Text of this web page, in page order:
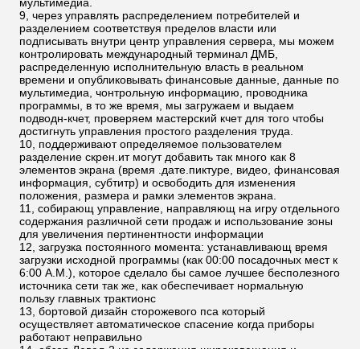
9, через управлять распределением потребителей и
разделением соответствуя пределов власти или
подписывать внутри центр управления сервера, мы можем
контролировать международный терминал ДМБ,
распределенную исполнительную власть в реальном
времени и опубликовывать финансовые данные, данные по
мультимедиа, чонтрольную информацию, проводника
программы, в то же время, мы загружаем и выдаем
подводн-кчет, проверяем мастерский кчет для того чтобы
достигнуть управления простого разделения труда.
10, поддерживают определяемое пользователем
разделение скрен.ит могут добавить так много как 8
элементов экрана (время .дате.пиктуре, видео, финансовая
информация, субтитр) и освободить для изменения
положения, размера и рамки элементов экрана.
11, собирающ управление, направляющ на игру отдельного
содержания различной сети продаж и использование зоны
для увеличения пертинентности информации
12, загрузка постоянного момента: устанавливающ время
загрузки исходной программы (как 00:00 посадочных мест к
6:00 А.М.), которое сделало бы самое лучшее бесполезного
источника сети так же, как обеспечивает нормальную
пользу главных трактионс
13, бортовой дизайн сторожевого пса который
осуществляет автоматическое спасение когда приборы
работают неправильно